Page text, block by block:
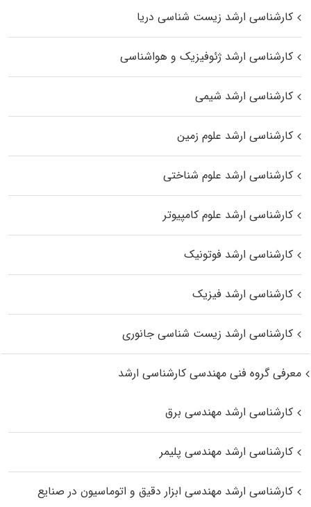
کارشناسی ارشد زیست‌ شناسی دریا
کارشناسی ارشد ژئوفیزیک و هواشناسی
کارشناسی ارشد شیمی
کارشناسی ارشد علوم زمین
کارشناسی ارشد علوم شناختی
کارشناسی ارشد علوم کامپیوتر
کارشناسی ارشد فوتونیک
کارشناسی ارشد فیزیک
کارشناسی ارشد زیست‌ شناسی جانوری
معرفی گروه فنی مهندسی کارشناسی ارشد
کارشناسی ارشد مهندسی برق
کارشناسی ارشد مهندسی پلیمر
کارشناسی ارشد مهندسی ابزار دقیق و اتوماسیون در صنایع